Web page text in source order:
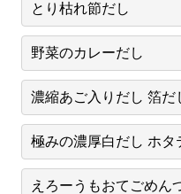
とり枯れ節だし
野菜のカレーだし
濃縮あご入りだし 箔だ
極みの濃厚白だし ホタ
えろーうもおてごめん